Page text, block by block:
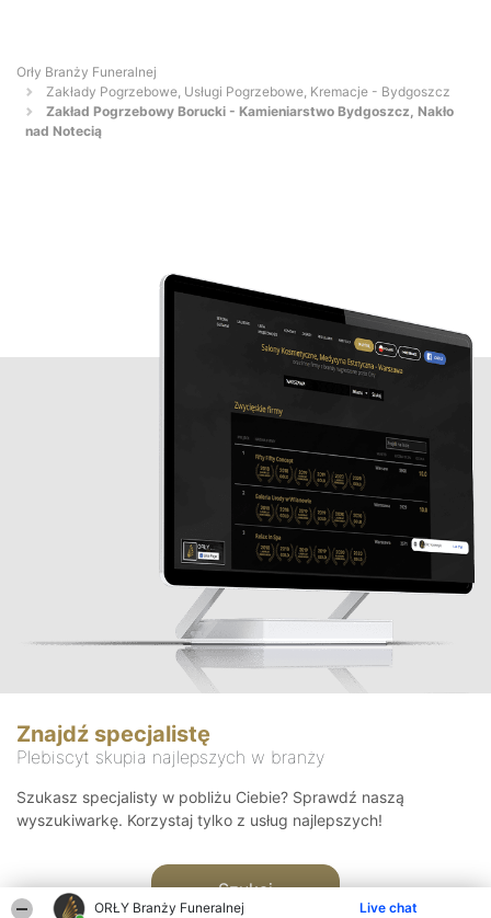
ORŁY Branży Funeralnej Live chat
Orły Branży Funeralnej
Zakłady Pogrzebowe, Usługi Pogrzebowe, Kremacje - Bydgoszcz
Zakład Pogrzebowy Borucki - Kamieniarstwo Bydgoszcz, Nakło
nad Notecią
Znajdź specjalistę
Plebiscyt skupia najlepszych w branży
Szukasz specjalisty w pobliżu Ciebie? Sprawdź naszą
wyszukiwarkę. Korzystaj tylko z usług najlepszych!
Szukaj